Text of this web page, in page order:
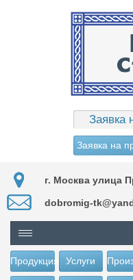
Заявка
Заявка на
г. Москва улица
dobromig-
Продукция Услуги